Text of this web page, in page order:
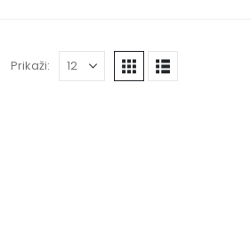
Prikaži: